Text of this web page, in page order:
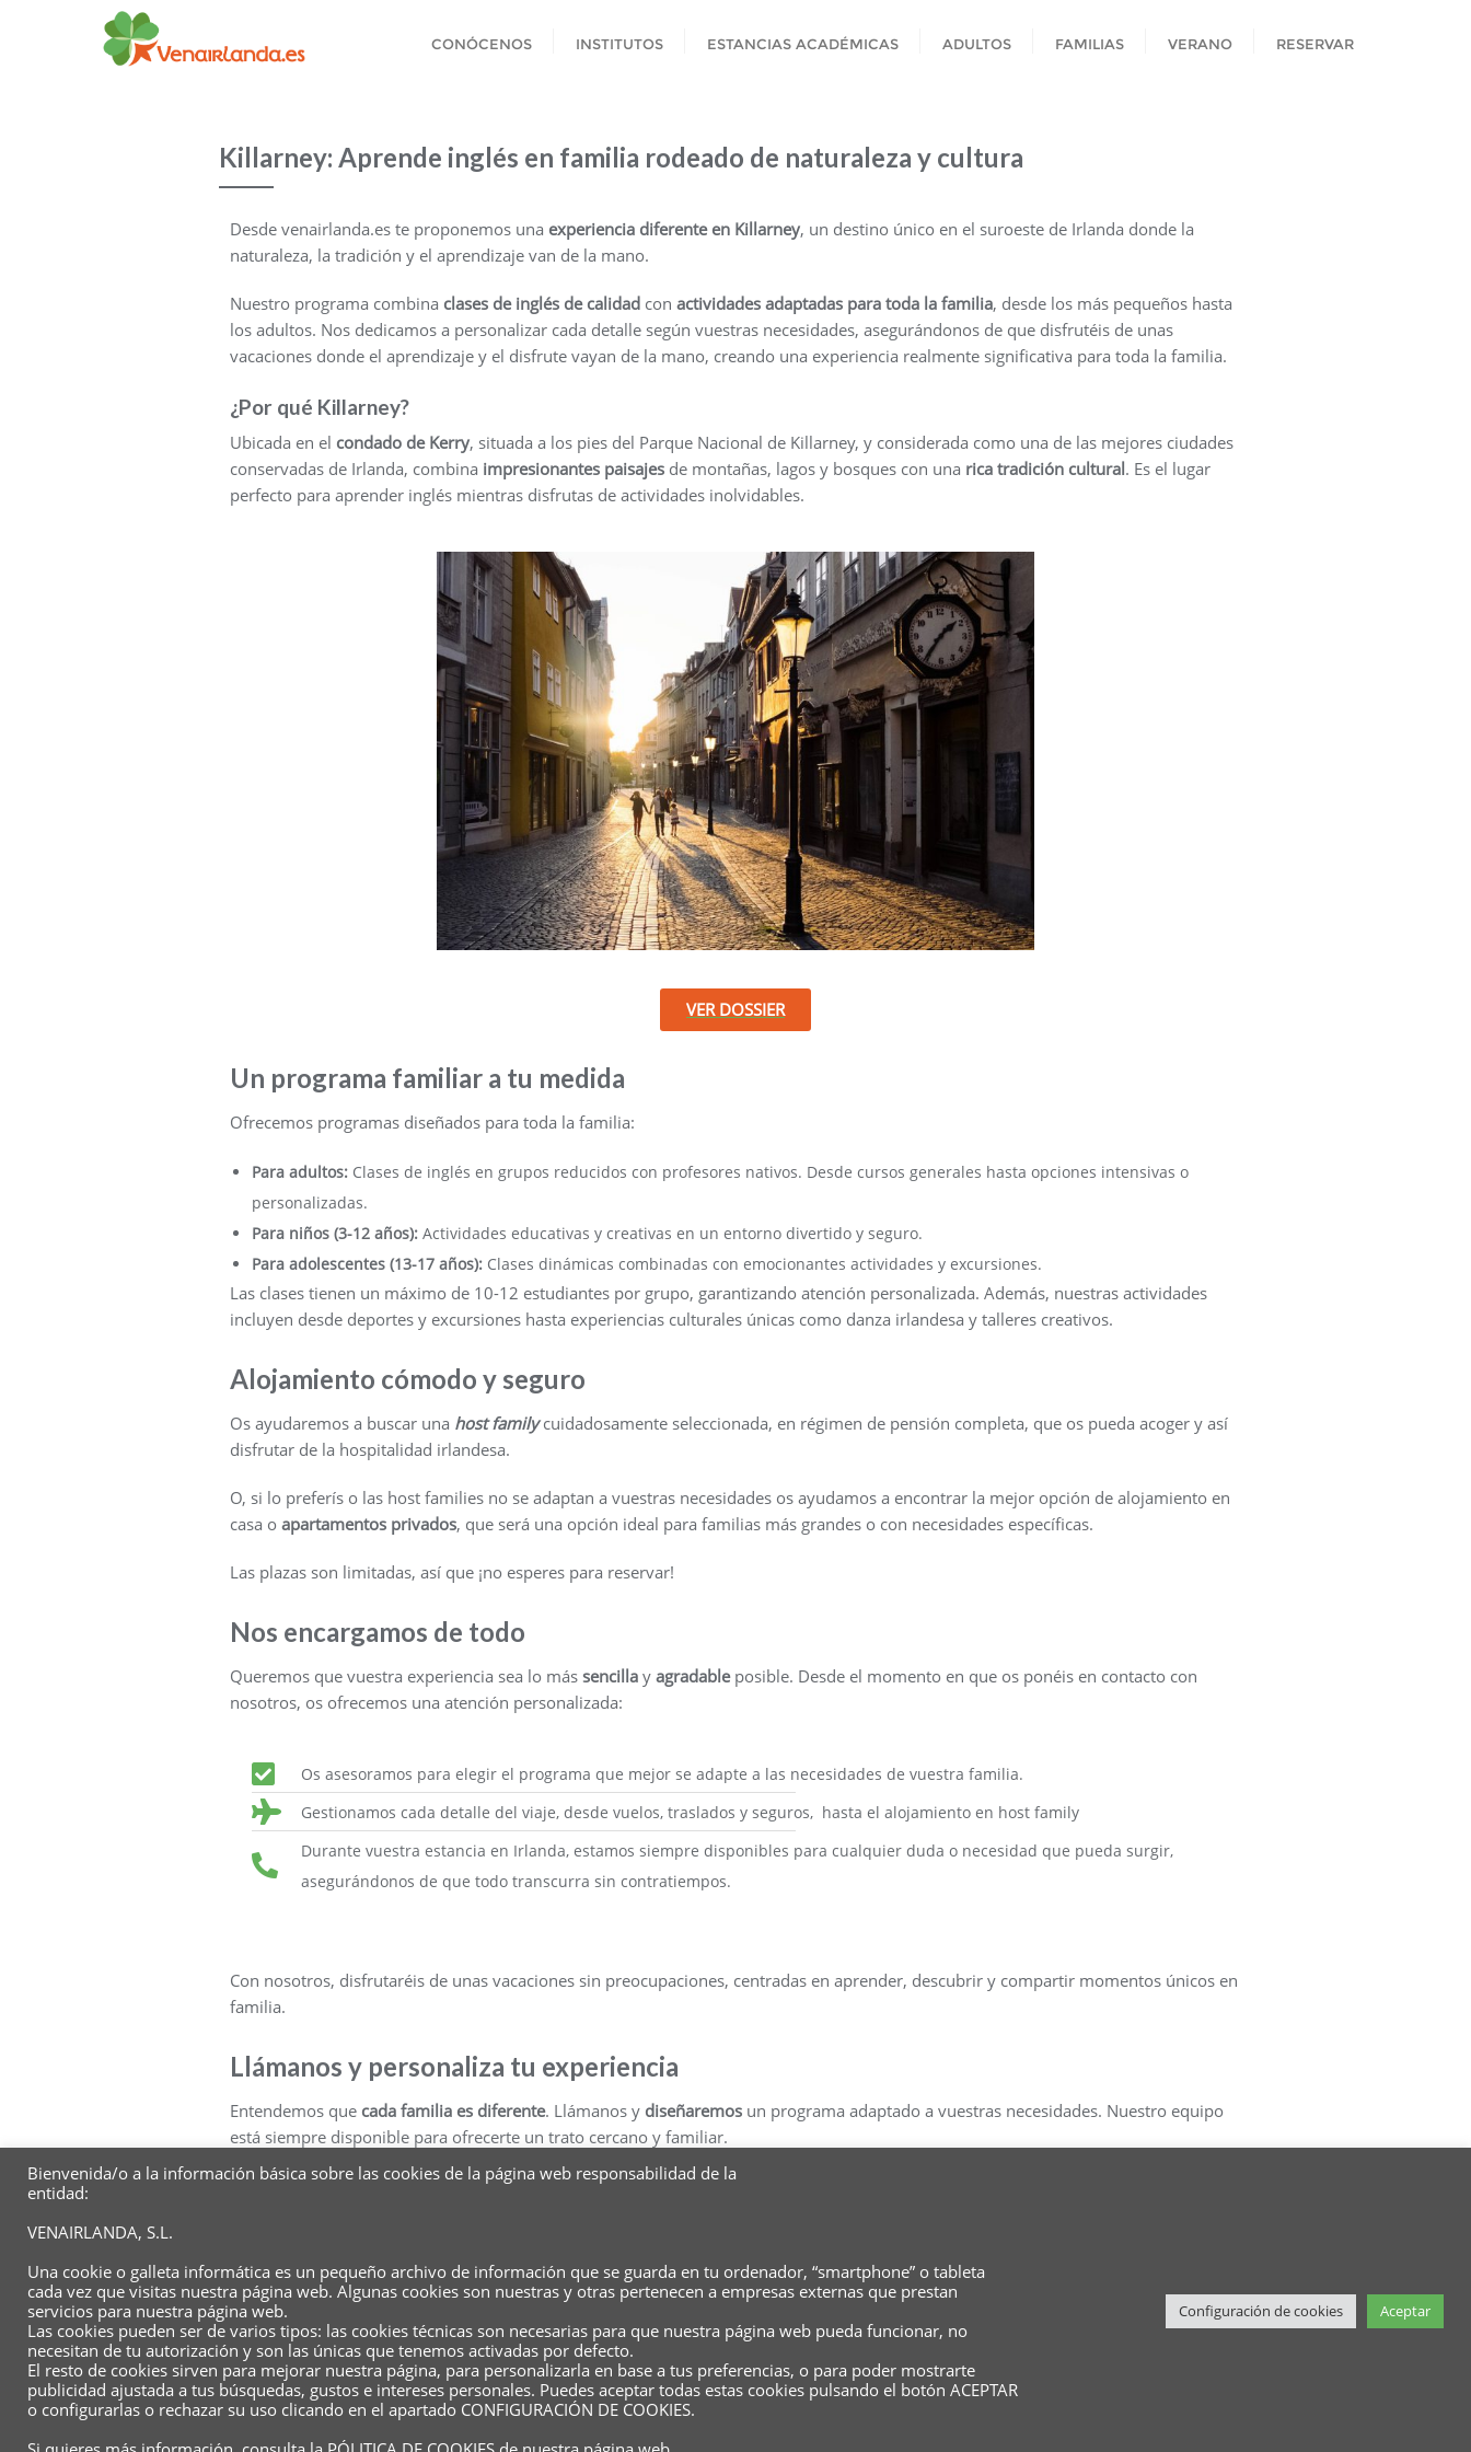
CONÓCENOS INSTITUTOS ESTANCIAS ACADÉMICAS ADULTOS FAMILIAS VERANO RESERVAR
Killarney: Aprende inglés en familia rodeado de naturaleza y cultura
Desde venairlanda.es te proponemos una experiencia diferente en Killarney, un destino único en el suroeste de Irlanda donde la
naturaleza, la tradición y el aprendizaje van de la mano.
Nuestro programa combina clases de inglés de calidadcon actividades adaptadas para toda la familia, desde los más pequeños hasta
los adultos. Nos dedicamos a personalizar cada detalle según vuestras necesidades, asegurándonos de que disfrutéis de unas
vacaciones donde el aprendizaje y el disfrute vayan de la mano, creando una experiencia realmente significativa para toda la familia.
¿Por qué Killarney?
Ubicada en el condado de Kerry, situada a los pies del Parque Nacional de Killarney, y considerada como una de las mejores ciudades
conservadas de Irlanda, combina impresionantes paisajesde montañas, lagos y bosques con una rica tradición cultural. Es el lugar
perfecto para aprender inglés mientras disfrutas de actividades inolvidables.
VER DOSSIER
Un programa familiar a tu medida
Ofrecemos programas diseñados para toda la familia:
Para adultos:Clases de inglés en grupos reducidos con profesores nativos. Desde cursos generales hasta opciones intensivas o
personalizadas.
Para niños (3-12 años):Actividades educativas y creativas en un entorno divertido y seguro.
Para adolescentes (13-17 años):Clases dinámicas combinadas con emocionantes actividades y excursiones.
Las clases tienen un máximo de 10-12 estudiantes por grupo, garantizando atención personalizada. Además, nuestras actividades
incluyen desde deportes y excursiones hasta experiencias culturales únicas como danza irlandesa y talleres creativos.
Alojamiento cómodo y seguro
Os ayudaremos a buscar una host familycuidadosamente seleccionada, en régimen de pensión completa, que os pueda acoger y así
disfrutar de la hospitalidad irlandesa.
O, si lo preferís o las host families no se adaptan a vuestras necesidades os ayudamos a encontrar la mejor opción de alojamiento en
casa o apartamentos privados, que será una opción ideal para familias más grandes o con necesidades específicas.
Las plazas son limitadas, así que ¡no esperes para reservar!
Nos encargamos de todo
Queremos que vuestra experiencia sea lo más sencillay agradableposible. Desde el momento en que os ponéis en contacto con
nosotros, os ofrecemos una atención personalizada:
Os asesoramos para elegir el programa que mejor se adapte a las necesidades de vuestra familia.
Gestionamos cada detalle del viaje, desde vuelos, traslados y seguros, hasta el alojamiento en host family
Durante vuestra estancia en Irlanda, estamos siempre disponibles para cualquier duda o necesidad que pueda surgir,
asegurándonos de que todo transcurra sin contratiempos.
Con nosotros, disfrutaréis de unas vacaciones sin preocupaciones, centradas en aprender, descubrir y compartir momentos únicos en
familia.
Llámanos y personaliza tu experiencia
Entendemos que cada familia es diferente. Llámanos y diseñaremosun programa adaptado a vuestras necesidades. Nuestro equipo
está siempre disponible para ofrecerte un trato cercano y familiar.
Conócenos Contacto Instagram Dossieres Academias colaboradoras
Política de cookies
Bienvenida/o a la información básica sobre las cookies de la página web responsabilidad de la
entidad:
VENAIRLANDA, S.L.
Una cookie o galleta informática es un pequeño archivo de información que se guarda en tu ordenador, “smartphone” o tableta
cada vez que visitas nuestra página web. Algunas cookies son nuestras y otras pertenecen a empresas externas que prestan
servicios para nuestra página web.
Las cookies pueden ser de varios tipos: las cookies técnicas son necesarias para que nuestra página web pueda funcionar, no
necesitan de tu autorización y son las únicas que tenemos activadas por defecto.
El resto de cookies sirven para mejorar nuestra página, para personalizarla en base a tus preferencias, o para poder mostrarte
publicidad ajustada a tus búsquedas, gustos e intereses personales. Puedes aceptar todas estas cookies pulsando el botón ACEPTAR
o configurarlas o rechazar su uso clicando en el apartado CONFIGURACIÓN DE COOKIES.
Configuración de cookies Aceptar